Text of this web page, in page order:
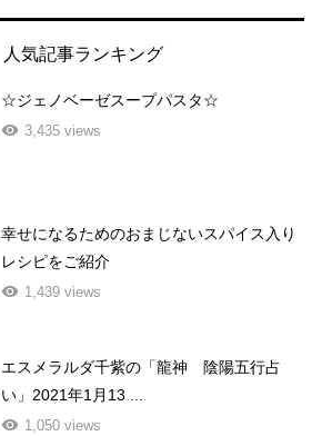
人気記事ランキング
☆ジェノベーゼスープパスタ☆
3,435 views
幸せになるためのおまじないスパイス入り
レシピをご紹介
1,439 views
エスメラルダ千紫の「龍神 陰陽五行占
い」2021年1月13 ...
1,050 views